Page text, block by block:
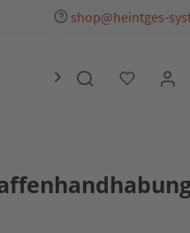
shop@heintges-
